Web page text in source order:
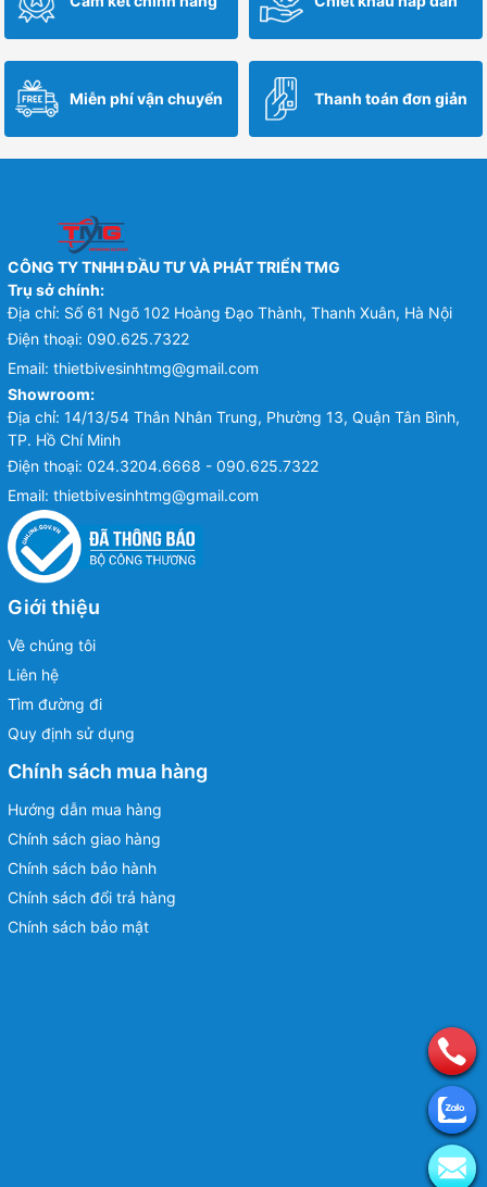
Miễn phí vận chuyển Thanh toán đơn giản
CÔNG TY TNHH ĐẦU TƯ VÀ PHÁT TRIỂN TMG
Trụ sở chính:
Địa chỉ: Số 61 Ngõ 102 Hoàng Đạo Thành, Thanh Xuân, Hà Nội
Điện thoại: 090.625.7322
Email: thietbivesinhtmg@gmail.com
Showroom:
Địa chỉ: 14/13/54 Thân Nhân Trung, Phường 13, Quận Tân Bình,
TP. Hồ Chí Minh
Điện thoại: 024.3204.6668 - 090.625.7322
Email: thietbivesinhtmg@gmail.com
Giới thiệu
Về chúng tôi
Liên hệ
Tìm đường đi
Quy định sử dụng
Chính sách mua hàng
Hướng dẫn mua hàng
Chính sách giao hàng
Chính sách bảo hành
Chính sách đổi trả hàng
Chính sách bảo mật